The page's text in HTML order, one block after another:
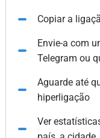
Copiar a
Envie-a com
Telegram ou
Aguarde até
hiperligação
Ver